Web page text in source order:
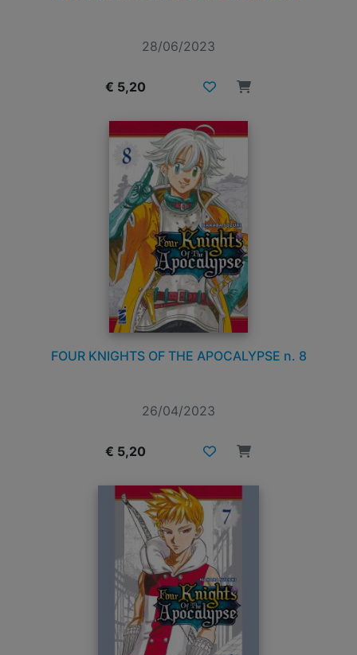
28/06/2023
€ 5,20
FOUR KNIGHTS OF THE APOCALYPSE n. 8
26/04/2023
€ 5,20